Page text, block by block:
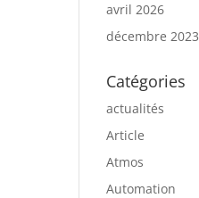
avril 2026
décembre 2023
Catégories
actualités
Article
Atmos
Automation